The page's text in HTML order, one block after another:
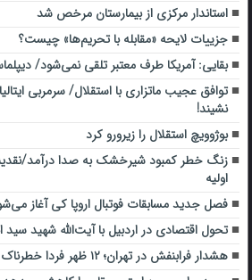
استاندار مرکزی از بیمارستان مرخص شد
جزییات لایحه «مقابله با تحریم‌ها» چیست؟
بقایی: آمریکا طرف معتبر تلقی نمی‌شود/
توافق عجیب ماتزاری با استقلال/ سرمربی
نشیند!
بوژوویچ استقلال را زیرورو کرد
اولیه
فصل جدید مسابقات فوتبال اروپا کی آغاز
تحول اقتصادی در اردبیل با آیت‌الله شهید سید
هشدار فرابنفش در تهران؛ ۱۲ ظهر فردا خطرناک است